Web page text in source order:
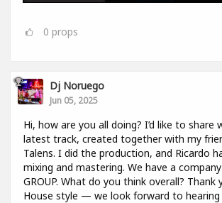
0 props
Dj Noruego
Jun 05, 2025
Hi, how are you all doing? I’d like to share
latest track, created together with my
Talens. I did the production, and Ricardo
mixing and mastering. We have a
GROUP. What do you think overall? Thank
House style — we look forward to